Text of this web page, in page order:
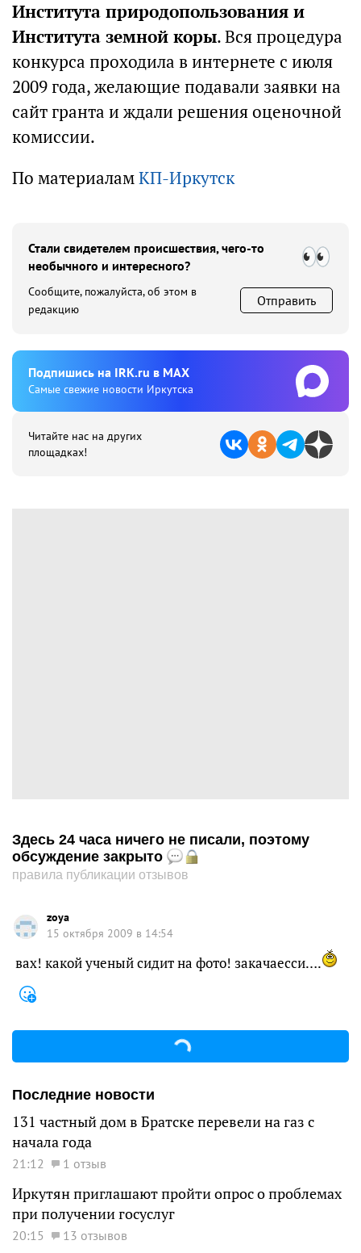
Института природопользования и
Института земной коры. Вся процедура
конкурса проходила в интернете с июля
2009 года, желающие подавали заявки на
сайт гранта и ждали решения оценочной
комиссии.
По материаламКП-Иркутск
Стали свидетелем происшествия, чего-то
необычного и интересного?
Сообщите, пожалуйста, об этом в
редакцию
Отправить
Подпишиcь на IRK.ru в MAX
Cамые свежие новости Иркутска
Читайте нас на других
площадках!
Здесь 24 часа ничего не писали, поэтому
обсуждение закрыто
правила публикации отзывов
zoya
15 октября 2009 в 14:54
вах! какой ученый сидит на фото! закачаесси….
Последние новости
131 частный дом в Братске перевели на газ с
начала года
21:12 1 отзыв
Иркутян приглашают пройти опрос о проблемах
при получении госуслуг
20:15 13 отзывов